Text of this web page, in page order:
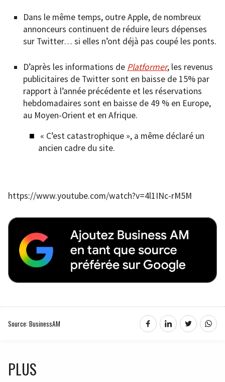
Dans le même temps, outre Apple, de nombreux
annonceurs continuent de réduire leurs dépenses
sur Twitter… si elles n’ont déjà pas coupé les ponts.
D’après les informations de Platformer, les revenus
publicitaires de Twitter sont en baisse de 15% par
rapport à l’année précédente et les réservations
hebdomadaires sont en baisse de 49 % en Europe,
au Moyen-Orient et en Afrique.
« C’est catastrophique », a même déclaré un
ancien cadre du site.
https://www.youtube.com/watch?v=4l1INc-rM5M
Source: BusinessAM
PLUS